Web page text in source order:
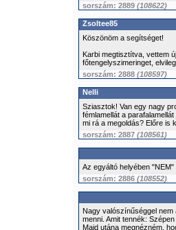
sorszám: 2889 (108622)
Zsoltee85
Köszönöm a segítséget!
Karbi megtisztítva, vettem
főtengelyszimeringet,
sorszám: 2888 (108597)
Nelli
Sziasztok! Van egy nagy
fémlamellát a
mi rá a megoldás? Előre is
sorszám: 2887 (108561)
Az egyáltó helyében
sorszám: 2886 (108552)
Nagy valószínűséggel nem
menni. Amit tennék:
Majd utána megnézném,